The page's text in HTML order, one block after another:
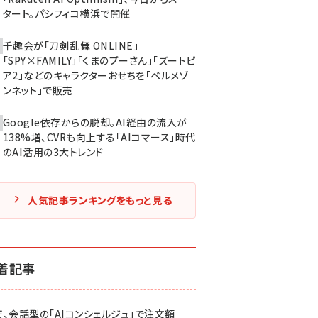
タート。パシフィコ横浜で開催
千趣会が「刀剣乱舞 ONLINE」
「SPY×FAMILY」「くまのプーさん」「ズートピ
ア2」などのキャラクターおせちを「ベルメゾ
ンネット」で販売
Google依存からの脱却。AI経由の流入が
138%増、CVRも向上する「AIコマース」時代
のAI活用の3大トレンド
人気記事ランキングをもっと見る
記事
会話型の「AIコンシェルジュ」で注文額